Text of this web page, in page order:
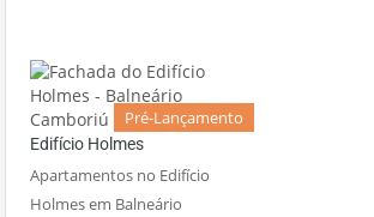
Pré-Lançamento
Edifício Holmes
Apartamentos no Edifício
Holmes em Balneário